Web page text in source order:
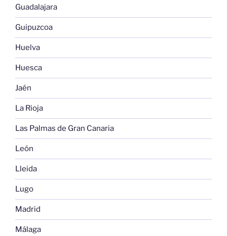
Guadalajara
Guipuzcoa
Huelva
Huesca
Jaén
La Rioja
Las Palmas de Gran Canaria
León
Lleida
Lugo
Madrid
Málaga